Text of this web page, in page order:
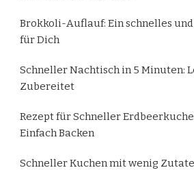
Brokkoli-Auflauf: Ein schnelles
für Dich
Schneller Nachtisch in 5 Minuten:
Zubereitet
Rezept für Schneller
Einfach Backen
Schneller Kuchen mit wenig